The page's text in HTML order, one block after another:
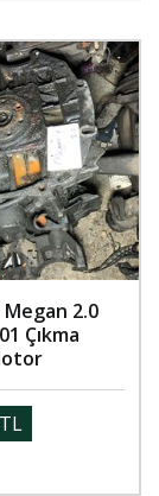
2.0
Çıkma